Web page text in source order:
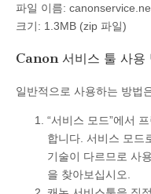
파일 이름:
크기: 1.3MB (zip 파일)
Canon 서비스 툴 사용
일반적으로 사용하는 방법
“서비스 모드”에서
합니다. 서비스 모드
기술이 다르므로 사
을 찾아보십시오.